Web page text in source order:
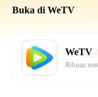
Buka di WeTV
WeTV
Ribuan